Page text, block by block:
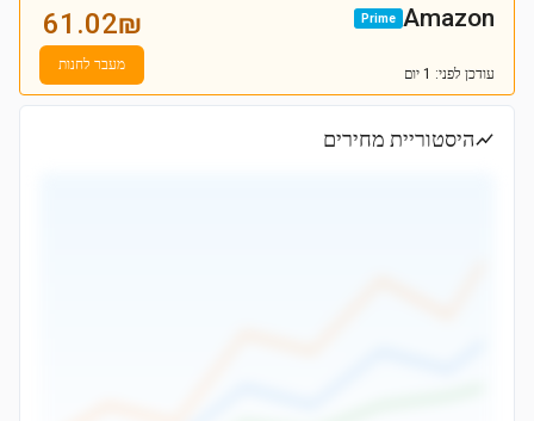
Amazon
Prime
עודכן לפני: 1 יום
61.02₪
מעבר לחנות
היסטוריית מחירים